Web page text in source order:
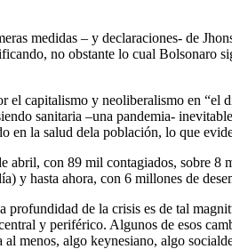
medidas – y declaraciones- de
no obstante lo cual Bolsonaro
capitalismo y neoliberalismo en “el
sanitaria –una pandemia-
en la salud dela población, lo que
abril, con 89 mil contagiados, sobre
y hasta ahora, con 6 millones de
de la crisis es de tal
y periférico. Algunos de esos
menos, algo keynesiano, algo